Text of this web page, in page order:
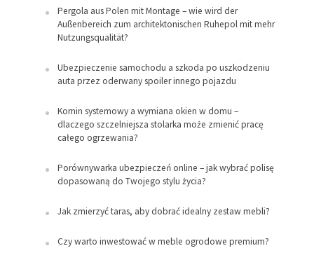
Pergola aus Polen mit Montage – wie wird der
Außenbereich zum architektonischen Ruhepol mit mehr
Nutzungsqualität?
Ubezpieczenie samochodu a szkoda po uszkodzeniu
auta przez oderwany spoiler innego pojazdu
Komin systemowy a wymiana okien w domu –
dlaczego szczelniejsza stolarka może zmienić pracę
całego ogrzewania?
Porównywarka ubezpieczeń online – jak wybrać polisę
dopasowaną do Twojego stylu życia?
Jak zmierzyć taras, aby dobrać idealny zestaw mebli?
Czy warto inwestować w meble ogrodowe premium?